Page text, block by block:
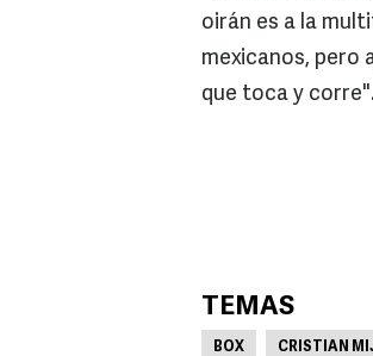
oirán es a la
mexicanos, pero
que toca y
TEMAS
BOX CRISTIAN